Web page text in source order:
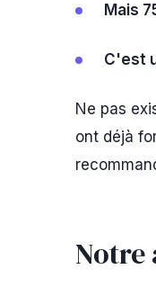
Mais
C'est
Ne pas
ont déjà
Notre